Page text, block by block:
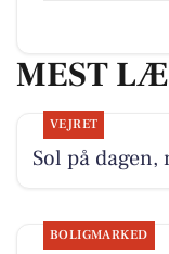
MEST
VEJRET
Sol på
BOLIGMARKED